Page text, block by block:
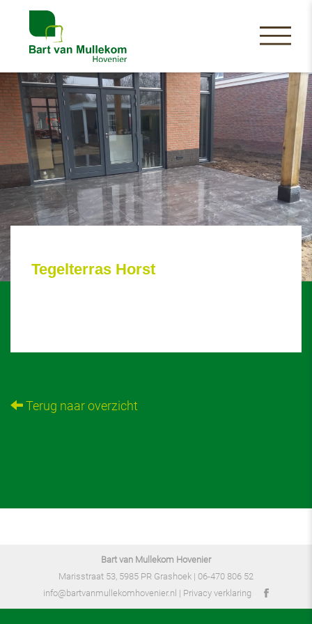
Tegelterras Horst
Terug naar overzicht
Bart van Mullekom Hovenier
Marisstraat 53, 5985 PR Grashoek | 06-470 806 52
info@bartvanmullekomhovenier.nl | Privacy verklaring